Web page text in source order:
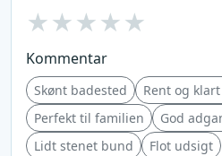
★★★★★
Kommentar
Skønt badested
Rent og
Perfekt til familien
God
Lidt stenet bund
Flot udsigt